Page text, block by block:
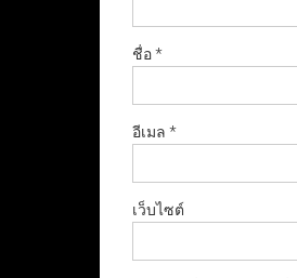
ชื่อ*
อีเมล *
เว็บไซต์